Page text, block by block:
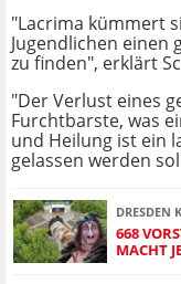
"Lacrima kümmert
Jugendlichen einen
zu finden", erklärt
"Der Verlust eines
Furchtbarste, was
und Heilung ist ein
gelassen werden
DRESDEN
668
MACHT